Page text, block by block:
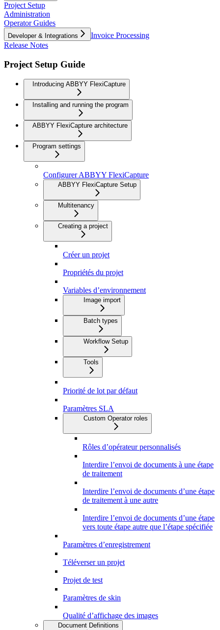
Project Setup
Administration
Operator Guides
Developer & Integrations
Invoice Processing
Release Notes
Project Setup Guide
Introducing ABBYY FlexiCapture
Installing and running the program
ABBYY FlexiCapture architecture
Program settings
Configurer ABBYY FlexiCapture
ABBYY FlexiCapture Setup
Multitenancy
Creating a project
Créer un projet
Propriétés du projet
Variables d’environnement
Image import
Batch types
Workflow Setup
Tools
Priorité de lot par défaut
Paramètres SLA
Custom Operator roles
Rôles d’opérateur personnalisés
Interdire l’envoi de documents à une étape
de traitement
Interdire l’envoi de documents d’une étape
de traitement à une autre
Interdire l’envoi de documents d’une étape
vers toute étape autre que l’étape spécifiée
Paramètres d’enregistrement
Téléverser un projet
Projet de test
Paramètres de skin
Qualité d’affichage des images
Document Definitions